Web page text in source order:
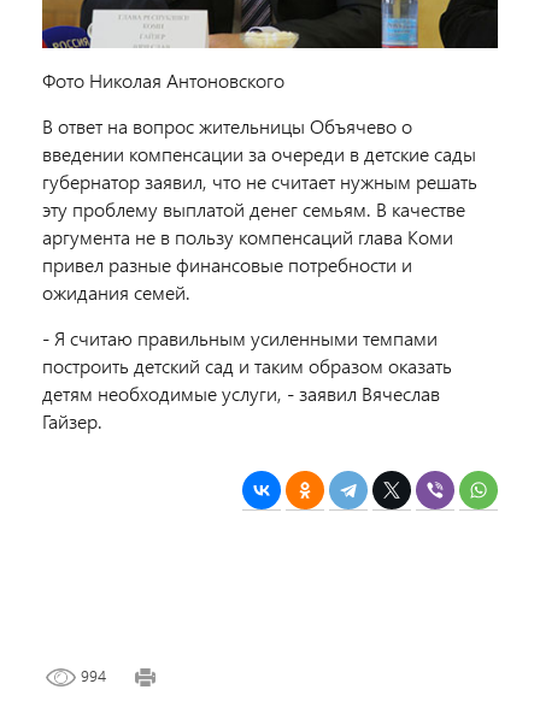
Фото Николая Антоновского
В ответ на вопрос жительницы Объячево о
введении компенсации за очереди в детские сады
губернатор заявил, что не считает нужным решать
эту проблему выплатой денег семьям. В качестве
аргумента не в пользу компенсаций глава Коми
привел разные финансовые потребности и
ожидания семей.
- Я считаю правильным усиленными темпами
построить детский сад и таким образом оказать
детям необходимые услуги, - заявил Вячеслав
Гайзер.
994